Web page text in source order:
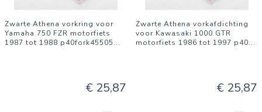
Zwarte Athena vorkring voor
Yamaha 750 FZR motorfiets
1987 tot 1988 p40fork45505...
€ 25,87
Zwarte Athena vorkafdichting
voor Kawasaki 1000 GTR
motorfiets 1986 tot 1997 p40...
€ 25,87